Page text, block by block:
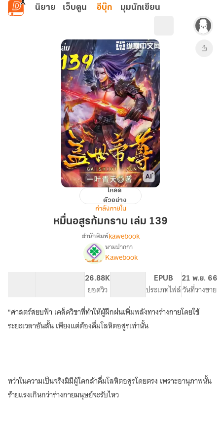
ข้ามไปยังเนื้อหาหลัก
นิยาย เว็บตูน อีบุ๊ก มุมนักเขียน
ก้ม
โหลด
ตัวอย่าง
กำลังภายใน
หมื่นอสูรก้มกราบ เล่ม 139
เรื่อง [นิยาย
แปล]
หมื่น
กราบ
สำนักพิมพ์kawebook
นามปากกา
Kawebook
26.88K
ยอดวิว
EPUB
ประเภทไฟล์
21 พ.ย. 66
วันที่วางขาย
"ศาสตร์สยบฟ้า เคล็ดวิชาที่ทำให้ผู้ฝึกฝนเพิ่มพลังทางร่างกายโดยใช้
ระยะเวลาอันสั้น เพียงแต่ต้องดื่มโลหิตอสูรเท่านั้น
ทว่าในความเป็นจริงมิมีผู้ใดกล้าดื่มโลหิตอสูรโดยตรง เพราะอานุภาพนั้น
ร้ายแรงเกินกว่าร่างกายมนุษย์จะรับไหว